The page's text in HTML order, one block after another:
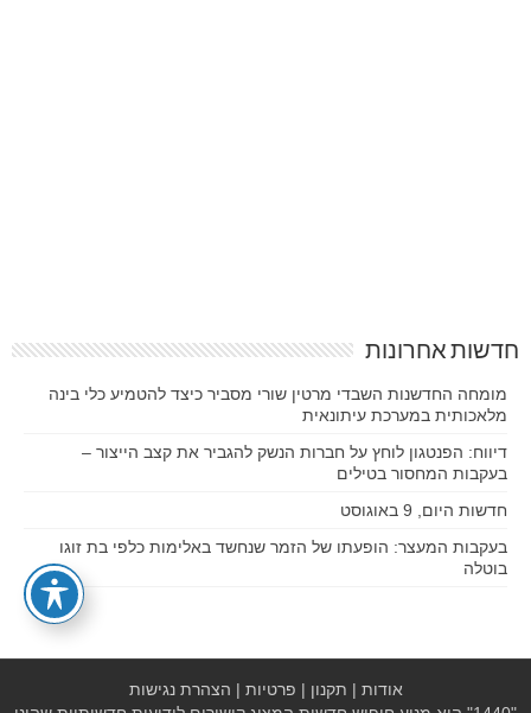
חדשות אחרונות
מומחה החדשנות השבדי מרטין שורי מסביר כיצד להטמיע כלי בינה
מלאכותית במערכת עיתונאית
דיווח: הפנטגון לוחץ על חברות הנשק להגביר את קצב הייצור –
בעקבות המחסור בטילים
חדשות היום, 9 באוגוסט
בעקבות המעצר: הופעתו של הזמר שנחשד באלימות כלפי בת זוגו
בוטלה
אודות | תקנון | פרטיות | הצהרת נגישות